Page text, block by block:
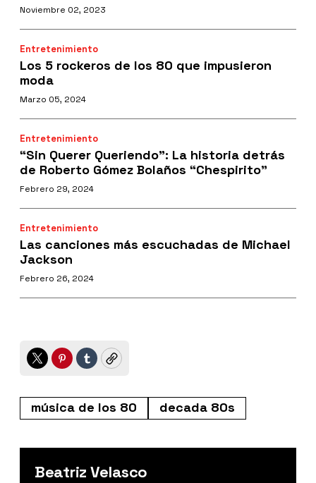
Noviembre 02, 2023
Entretenimiento
Los 5 rockeros de los 80 que impusieron
moda
Marzo 05, 2024
Entretenimiento
“Sin Querer Queriendo": La historia detrás
de Roberto Gómez Bolaños “Chespirito”
Febrero 29, 2024
Entretenimiento
Las canciones más escuchadas de Michael
Jackson
Febrero 26, 2024
TwitterPinterest
TumblrCopy
música de los 80 decada 80s
Beatriz Velasco